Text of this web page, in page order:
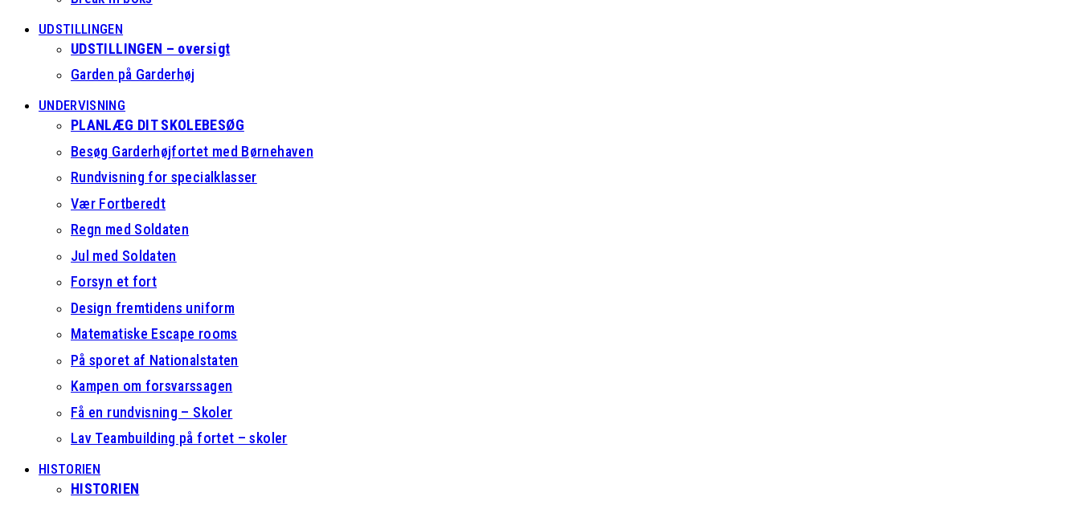
UDSTILLINGEN
UDSTILLINGEN – oversigt
Garden på Garderhøj
UNDERVISNING
PLANLÆG DIT SKOLEBESØG
Besøg Garderhøjfortet med Børnehaven
Rundvisning for specialklasser
Vær Fortberedt
Regn med Soldaten
Jul med Soldaten
Forsyn et fort
Design fremtidens uniform
Matematiske Escape rooms
På sporet af Nationalstaten
Kampen om forsvarssagen
Få en rundvisning – Skoler
Lav Teambuilding på fortet – skoler
HISTORIEN
HISTORIEN